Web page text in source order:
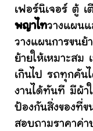
เฟอร์นิเจอร์ ตู้ เ
พญาไทวางแผนแ
วางแผนการขนย้
ย้ายให้เหมาะสม
เกินไป รถทุกคัน
งานได้ทันที มีผ้
ป้องกันสิ่งของที่
สอบถามราคาค่า